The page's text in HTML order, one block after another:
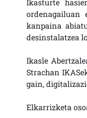
Ikasturte
ordenagailuan
kanpaina
desinstalatzea
Ikasle
Strachan
gain,
Elkarrizketa